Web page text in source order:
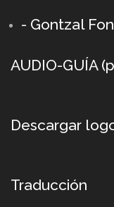
- Gontzal
AUDIO-GUÍA
Descargar
Traducción